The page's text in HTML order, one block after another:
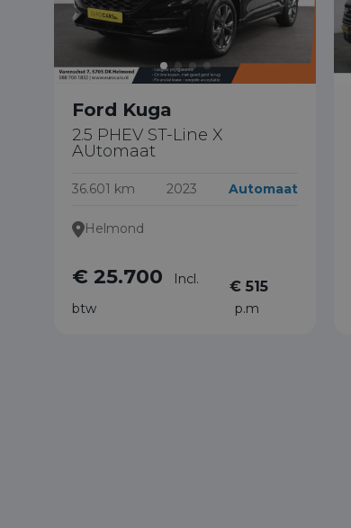
Ford Kuga
2.5 PHEV ST-Line X
AUtomaat
36.601 km 2023 Automaat
Helmond
€ 25.700
Incl.
btw
€ 515
p.m